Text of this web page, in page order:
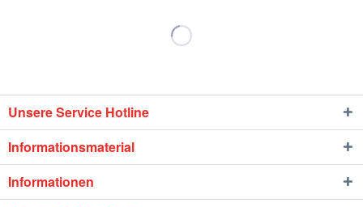
Unsere Service Hotline
Informationsmaterial
Informationen